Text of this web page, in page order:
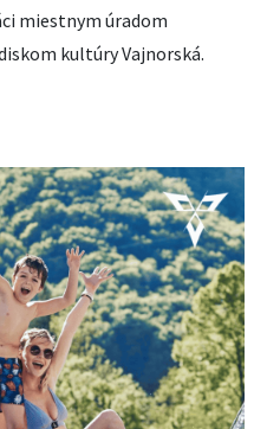
miestnym úradom
kultúry Vajnorská.